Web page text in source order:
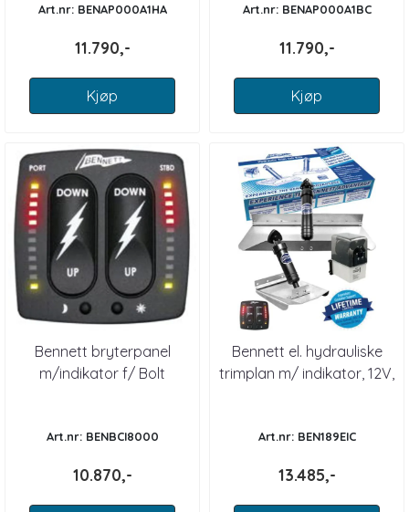
Art.nr: BENAP000A1HA
11.790,-
Kjøp
Art.nr: BENAP000A1BC
11.790,-
Kjøp
Bennett bryterpanel
m/indikator f/ Bolt
Art.nr: BENBCI8000
10.870,-
Bennett el. hydrauliske
trimplan m/ indikator, 12V,
Art.nr: BEN189EIC
13.485,-